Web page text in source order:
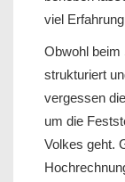
viel
Obwohl beim
strukturiert
vergessen
um die
Volkes geht.